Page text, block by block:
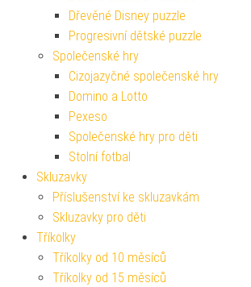
Dřevěné Disney puzzle
Progresivní dětské puzzle
Společenské hry
Cizojazyčné společenské hry
Domino a Lotto
Pexeso
Společenské hry pro děti
Stolní fotbal
Skluzavky
Příslušenství ke skluzavkám
Skluzavky pro děti
Tříkolky
Tříkolky od 10 měsíců
Tříkolky od 15 měsíců